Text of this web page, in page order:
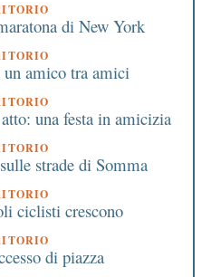
di New York
amico tra amici
una festa in amicizia
strade di Somma
ciclisti crescono
di piazza